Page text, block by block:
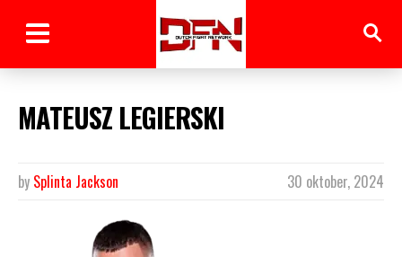
MATEUSZ LEGIERSKI
30 oktober, 2024
by Splinta Jackson